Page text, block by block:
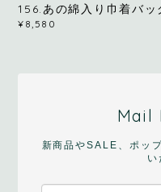
156.あの綿入り巾着バッ
¥8,580
Mail
新商品やSALE、ポッ
い